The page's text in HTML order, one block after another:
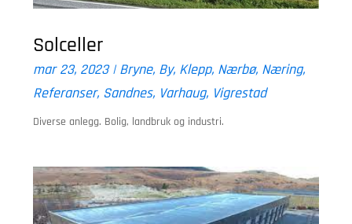
Solceller
mar 23, 2023|Bryne, By, Klepp, Nærbø, Næring,
Referanser, Sandnes, Varhaug, Vigrestad
Diverse anlegg. Bolig, landbruk og industri.